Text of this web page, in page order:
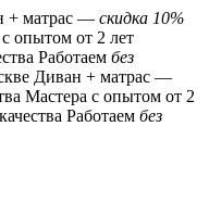
+ матрас — скидка 10%
опытом от 2 лет
Работаем без
Диван + матрас —
Мастера с опытом от 2
Работаем без